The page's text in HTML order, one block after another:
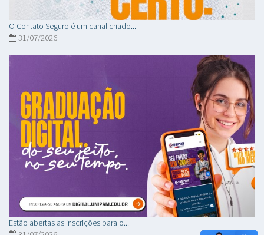
O Contato Seguro é um canal criado...
31/07/2026
Estão abertas as inscrições para o...